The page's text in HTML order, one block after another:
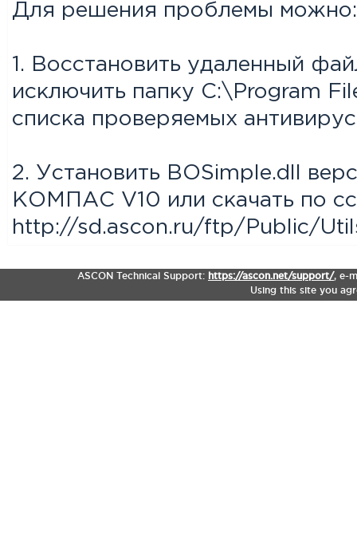
Для решения проблемы можно:
1. Восстановить удаленный
исключить папку C:\Program
списка проверяемых
2. Установить BOSimple.dll
КОМПАС V10 или скачать по
http://sd.ascon.ru/ftp/Public/
ASCON Technical Support: https://ascon.net/support/, e-
Using this site you